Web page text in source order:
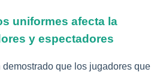
uniformes afecta la
y espectadores
que los jugadores que